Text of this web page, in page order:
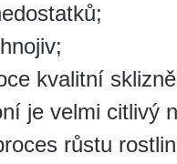
kvalitní
je velmi citlivý
růstu